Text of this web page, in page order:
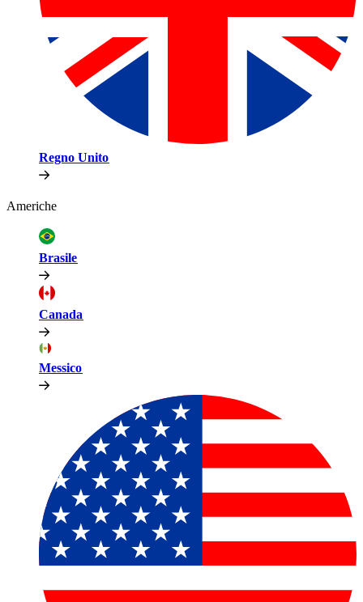
Regno Unito​​
Americhe​​
Brasile​​
Canada​​
Messico​​